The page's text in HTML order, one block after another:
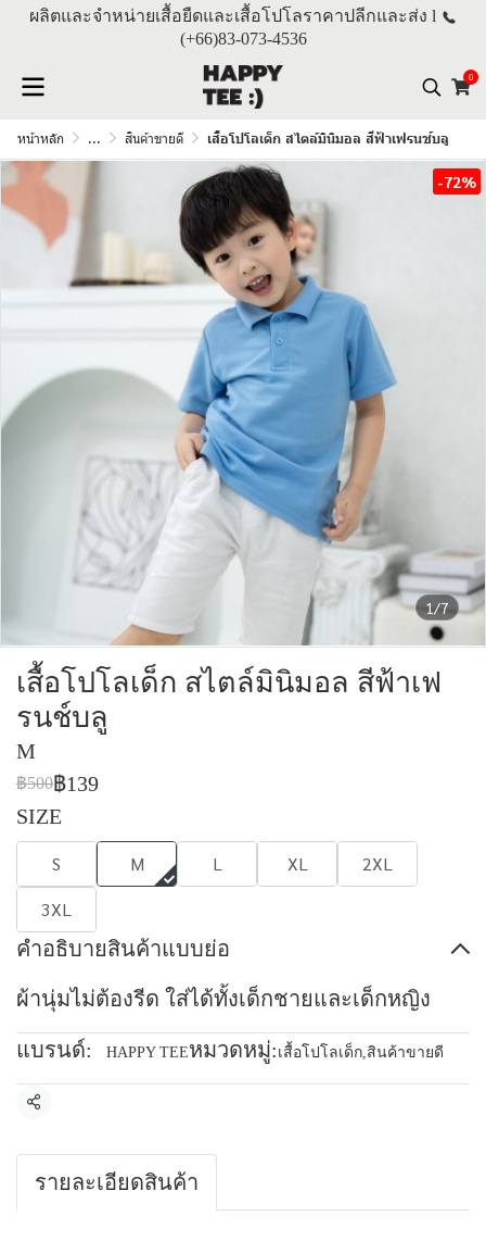
ผลิตและจำหน่ายเสื้อยืดและเสื้อโปโลราคาปลีกและส่ง l
(+66)83-073-4536
0
หน้าหลัก ... สินค้าขายดี เสื้อโปโลเด็ก สไตล์มินิมอล สีฟ้าเฟรนช์บลู
1/7
-72%
เสื้อโปโลเด็ก สไตล์มินิมอล สีฟ้าเฟ
รนช์บลู
M
฿500฿139
SIZE
S M L XL
2XL
3XL
คำอธิบายสินค้าแบบย่อ
ผ้านุ่มไม่ต้องรีด ใส่ได้ทั้งเด็กชายและเด็กหญิง
แบรนด์: HAPPY TEEหมวดหมู่: เสื้อโปโลเด็ก,สินค้าขายดี
แชร์
รายละเอียดสินค้า